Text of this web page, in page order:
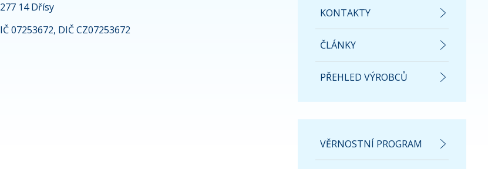
277 14 Dřísy
IČ 07253672, DIČ CZ07253672
KONTAKTY
ČLÁNKY
PŘEHLED VÝROBCŮ
VĚRNOSTNÍ PROGRAM